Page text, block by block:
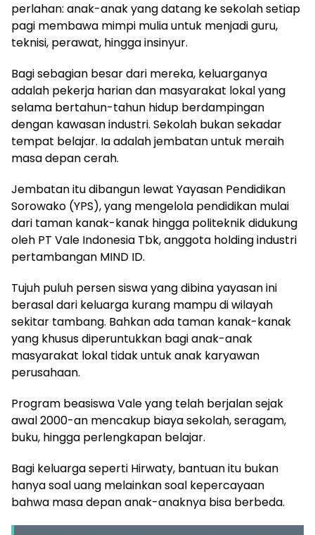
perlahan: anak-anak yang datang ke sekolah setiap
pagi membawa mimpi mulia untuk menjadi guru,
teknisi, perawat, hingga insinyur.
Bagi sebagian besar dari mereka, keluarganya
adalah pekerja harian dan masyarakat lokal yang
selama bertahun-tahun hidup berdampingan
dengan kawasan industri. Sekolah bukan sekadar
tempat belajar. Ia adalah jembatan untuk meraih
masa depan cerah.
Jembatan itu dibangun lewat Yayasan Pendidikan
Sorowako (YPS), yang mengelola pendidikan mulai
dari taman kanak-kanak hingga politeknik didukung
oleh PT Vale Indonesia Tbk, anggota holding industri
pertambangan MIND ID.
Tujuh puluh persen siswa yang dibina yayasan ini
berasal dari keluarga kurang mampu di wilayah
sekitar tambang. Bahkan ada taman kanak-kanak
yang khusus diperuntukkan bagi anak-anak
masyarakat lokal tidak untuk anak karyawan
perusahaan.
Program beasiswa Vale yang telah berjalan sejak
awal 2000-an mencakup biaya sekolah, seragam,
buku, hingga perlengkapan belajar.
Bagi keluarga seperti Hirwaty, bantuan itu bukan
hanya soal uang melainkan soal kepercayaan
bahwa masa depan anak-anaknya bisa berbeda.